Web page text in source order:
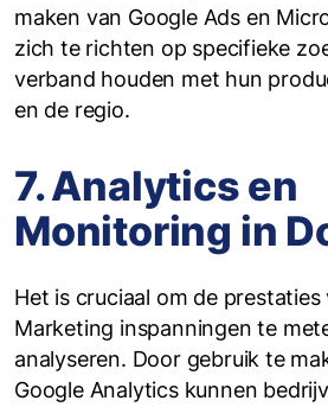
maken van Google Ads en
zich te richten op specifieke
verband houden met hun
en de regio.
7. Analytics en
Monitoring in
Het is cruciaal om de
Marketing inspanningen te
analyseren. Door gebruik te
Google Analytics kunnen